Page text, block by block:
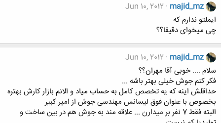
majid_mz
Jun 10, 2012
ایملتو ندارم که
چی میخوای دقیقا؟؟
majid_mz
Jun 10, 2012
سلام .... خوبی آقا مهران؟؟
فکر کنم جوش خیلی بهتر باشه ...
حداقلش اینه که یه تخصص کامل به حساب میاد و الانم بازار کارش بهتره
بخصوص با عنوان فوق لیسانس مهندسی جوش از امیر کبیر
البته فقط 7 نفر بر میدارن ... علاقه مند به جوش هم در بین ساخت و